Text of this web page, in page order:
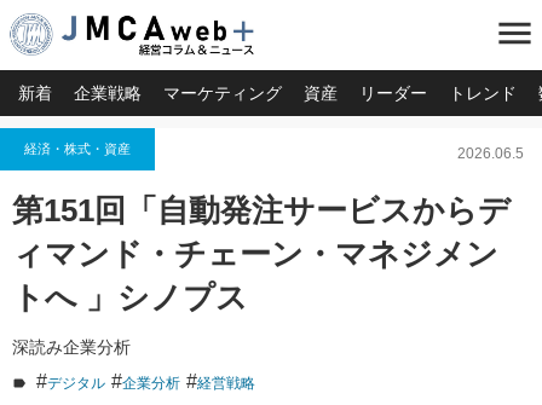
menu
新着 企業戦略 マーケティング 資産 リーダー トレンド
経済・株式・資産 2026.06.5
第151回「自動発注サービスからデ
ィマンド・チェーン・マネジメン
トへ 」シノプス
深読み企業分析
#デジタル #企業分析 #経営戦略